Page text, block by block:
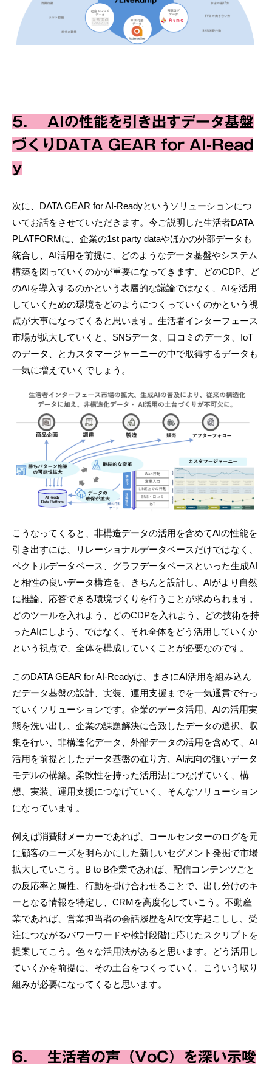
5. AIの性能を引き出すデータ基盤
づくりDATA GEAR for AI-Read
y
次に、DATA GEAR for AI-Readyというソリューションにつ
いてお話をさせていただきます。今ご説明した生活者DATA
PLATFORMに、企業の1st party dataやほかの外部データも
統合し、AI活用を前提に、どのようなデータ基盤やシステム
構築を図っていくのかが重要になってきます。どのCDP、ど
のAIを導入するのかという表層的な議論ではなく、AIを活用
していくための環境をどのようにつくっていくのかという視
点が大事になってくると思います。生活者インターフェース
市場が拡大していくと、SNSデータ、口コミのデータ、IoT
のデータ、とカスタマージャーニーの中で取得するデータも
一気に増えていくでしょう。
こうなってくると、非構造データの活用を含めてAIの性能を
引き出すには、リレーショナルデータベースだけではなく、
ベクトルデータベース、グラフデータベースといった生成AI
と相性の良いデータ構造を、きちんと設計し、AIがより自然
に推論、応答できる環境づくりを行うことが求められます。
どのツールを入れよう、どのCDPを入れよう、どの技術を持
ったAIにしよう、ではなく、それ全体をどう活用していくか
という視点で、全体を構成していくことが必要なのです。
このDATA GEAR for AI-Readyは、まさにAI活用を組み込ん
だデータ基盤の設計、実装、運用支援までを一気通貫で行っ
ていくソリューションです。企業のデータ活用、AIの活用実
態を洗い出し、企業の課題解決に合致したデータの選択、収
集を行い、非構造化データ、外部データの活用を含めて、AI
活用を前提としたデータ基盤の在り方、AI志向の強いデータ
モデルの構築。柔軟性を持った活用法につなげていく、構
想、実装、運用支援につなげていく、そんなソリューション
になっています。
例えば消費財メーカーであれば、コールセンターのログを元
に顧客のニーズを明らかにした新しいセグメント発掘で市場
拡大していこう。B to B企業であれば、配信コンテンツごと
の反応率と属性、行動を掛け合わせることで、出し分けのキ
ーとなる情報を特定し、CRMを高度化していこう。不動産
業であれば、営業担当者の会話履歴をAIで文字起こしし、受
注につながるパワーワードや検討段階に応じたスクリプトを
提案してこう。色々な活用法があると思います。どう活用し
ていくかを前提に、その土台をつくっていく。こういう取り
組みが必要になってくると思います。
6. 生活者の声（VoC）を深い示唆